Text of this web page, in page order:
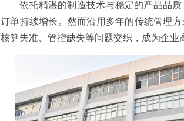
依托精湛的制造技术与稳定的产品品
订单持续增长。然而沿用多年的传统管理
核算失准、管控缺失等问题交织，成为企业